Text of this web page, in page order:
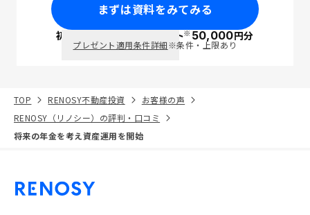
まずは資料をみてみる
初回面談で ポイント※50,000円分
プレゼント適用条件詳細※条件・上限あり
TOP RENOSY不動産投資
お客様の声
RENOSY（リノシー）の評判・口コミ
将来の年金を考え資産運用を開始